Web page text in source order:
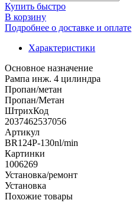
Купить быстро
В корзину
Подробнее о доставке и оплате
Характеристики
Основное назначение
Рампа инж. 4 цилиндра
Пропан/метан
Пропан/Метан
ШтрихКод
2037462537056
Артикул
BR124P-130nl/min
Картинки
1006269
Установка/ремонт
Установка
Похожие товары